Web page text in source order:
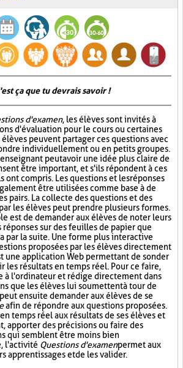
ça que tu devrais savoir !
d'examen, les élèves sont invités à
d'évaluation pour le cours ou certaines
élèves peuvent partager ces questions avec
individuellement ou en petits groupes.
peut avoir une idée plus claire de
être important, et s'ils répondent à ces
ont compris. Les questions et les réponses
être utilisées comme base à de
pairs. La collecte des questions et des
les élèves peut prendre plusieurs formes.
est de demander aux élèves de noter leurs
sur des feuilles de papier que
par la suite. Une forme plus interactive
proposées par les élèves directement
une application Web permettant de sonder
les résultats en temps réel. Pour ce faire,
à l'ordinateur et rédige directement dans
que les élèves lui soumettent à tour de
ensuite demander aux élèves de se
afin de répondre aux questions proposées.
en temps réel aux résultats de ses élèves et
apporter des précisions ou faire des
qui semblent être moins bien
l'activité Questions d'examenpermet aux
apprentissages et de les valider.